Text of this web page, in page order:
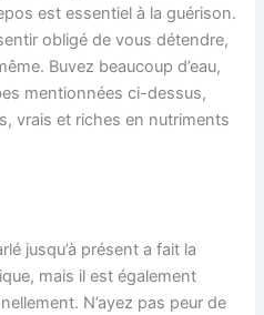
est essentiel à la guérison.
obligé de vous détendre,
Buvez beaucoup d’eau,
mentionnées ci-dessus,
vrais et riches en nutriments
jusqu’à présent a fait la
mais il est également
N’ayez pas peur de